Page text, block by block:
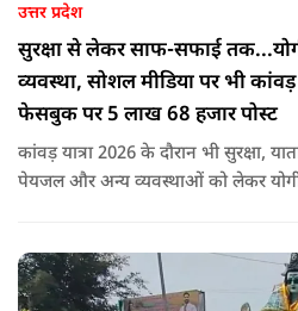
उत्तर प्रदेश
सुरक्षा से लेकर साफ-सफाई
व्यवस्था, सोशल मीडिया पर भी
फेसबुक पर 5 लाख 68 हजार पोस्ट
कांवड़ यात्रा 2026 के दौरान भी सुरक्षा,
पेयजल और अन्य व्यवस्थाओं को लेकर योगी